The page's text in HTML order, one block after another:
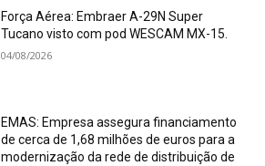
Força Aérea: Embraer A-29N Super
Tucano visto com pod WESCAM MX-15.
04/08/2026
EMAS: Empresa assegura financiamento
de cerca de 1,68 milhões de euros para a
modernização da rede de distribuição de